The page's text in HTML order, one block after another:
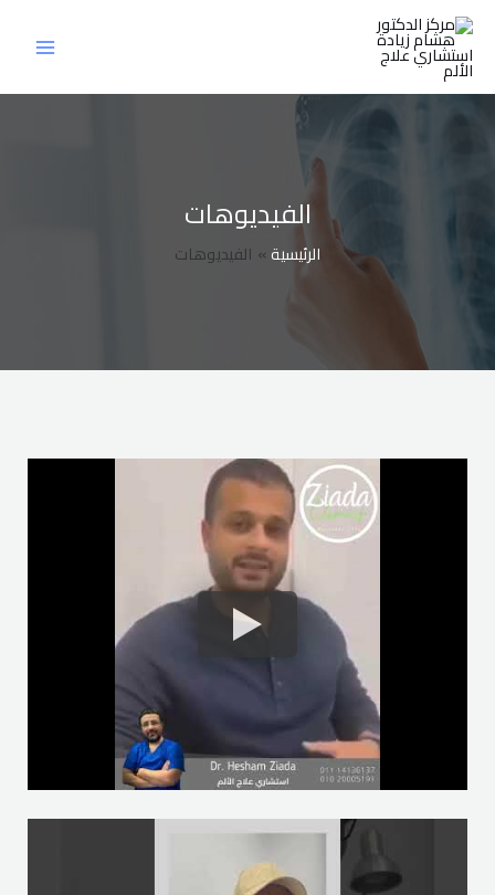
تخطي
المحتوى
الفيديوهات
الرئيسية الفيديوهات